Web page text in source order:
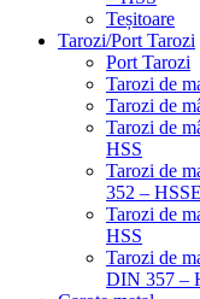
Teșitoare
Tarozi/Port Tarozi
Port Tarozi
Tarozi de
Tarozi de
Tarozi de
HSS
Tarozi de
352 – HSSE
Tarozi de
HSS
Tarozi de
DIN 357 –